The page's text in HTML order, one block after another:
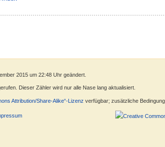
2015 um 22:48 Uhr geändert.
Dieser Zähler wird nur alle Nase lang aktualisiert.
Attribution/Share-Alike“-Lizenz verfügbar; zusätzliche